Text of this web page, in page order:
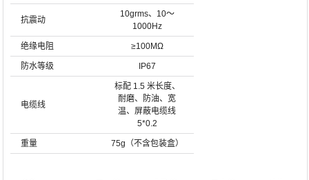
抗震动
10grms、10～
1000Hz
绝缘电阻 ≥100MΩ
防水等级 IP67
电缆线
标配 1.5 米长度、
耐磨、防油、宽
温、屏蔽电缆线
5*0.2
重量 75g（不含包装盒）